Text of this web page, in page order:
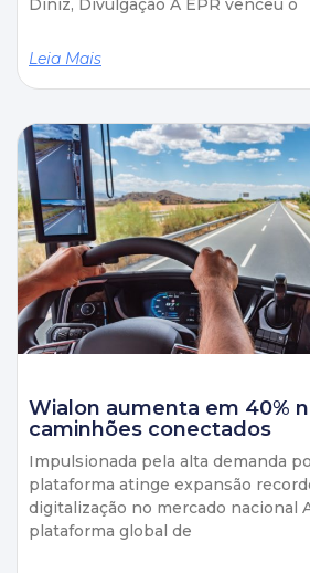
Diniz, Divulgação A EPR venceu o
Leia Mais
Wialon aumenta em 40%
caminhões conectados
Impulsionada pela alta demanda
plataforma atinge expansão
digitalização no mercado nacional
plataforma global de